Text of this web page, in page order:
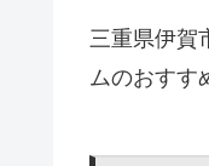
三重県伊賀
ムのおすす